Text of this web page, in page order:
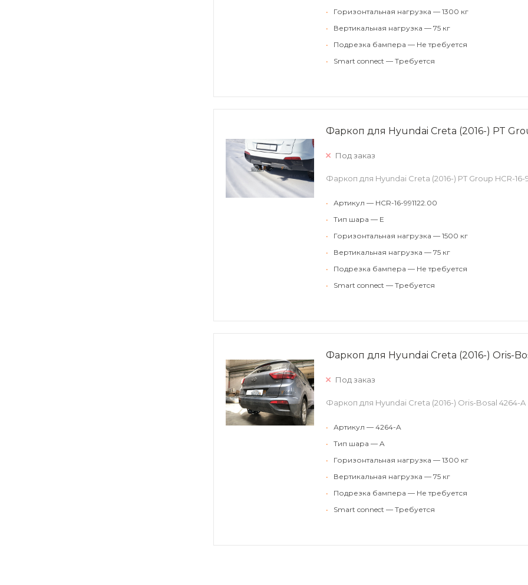
•
Горизонтальная нагрузка — 1300 кг
•
Вертикальная нагрузка — 75 кг
•
Подрезка бампера — Не требуется
•
Smart connect — Требуется
Фаркоп для Hyundai Creta (2016-) PT
Под заказ
Фаркоп для Hyundai Creta (2016-) PT Group HCR-16-
•
Артикул — HCR-16-991122.00
•
Тип шара — E
•
Горизонтальная нагрузка — 1500 кг
•
Вертикальная нагрузка — 75 кг
•
Подрезка бампера — Не требуется
•
Smart connect — Требуется
Фаркоп для Hyundai Creta (2016-) Oris-
Под заказ
Фаркоп для Hyundai Creta (2016-) Oris-Bosal 4264-A
•
Артикул — 4264-A
•
Тип шара — A
•
Горизонтальная нагрузка — 1300 кг
•
Вертикальная нагрузка — 75 кг
•
Подрезка бампера — Не требуется
•
Smart connect — Требуется